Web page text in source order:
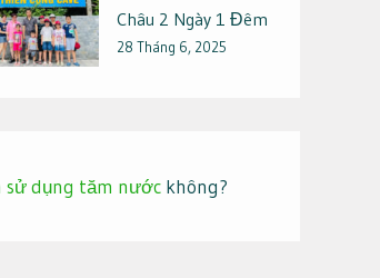
Châu 2 Ngày 1 Đêm
28 Tháng 6, 2025
sử dụng tăm nước không?